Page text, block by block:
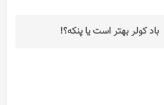
باد کولر بهتر است یا پنکه؟!